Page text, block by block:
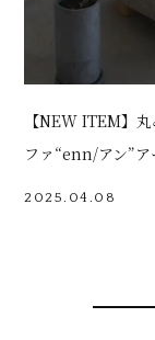
【NEW ITEM】
ファ“enn/アン”ア
2025.04.08